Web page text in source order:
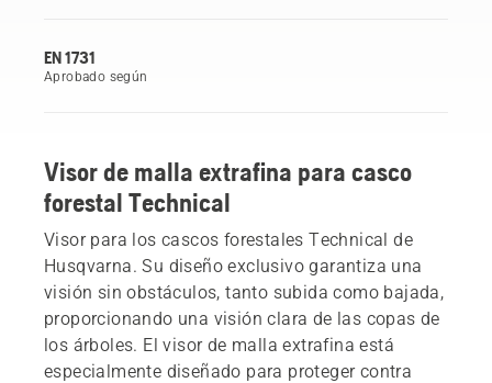
EN 1731
Aprobado según
Visor de malla extrafina para casco
forestal Technical
Visor para los cascos forestales Technical de
Husqvarna. Su diseño exclusivo garantiza una
visión sin obstáculos, tanto subida como bajada,
proporcionando una visión clara de las copas de
los árboles. El visor de malla extrafina está
especialmente diseñado para proteger contra